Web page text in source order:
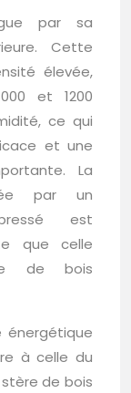
par sa
Cette
élevée,
et 1200
ce qui
et une
La
par un
est
que celle
de bois
énergétique
à celle du
de bois